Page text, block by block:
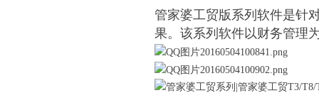
管家婆工贸版系列软件是针
果。该系列软件以财务管理